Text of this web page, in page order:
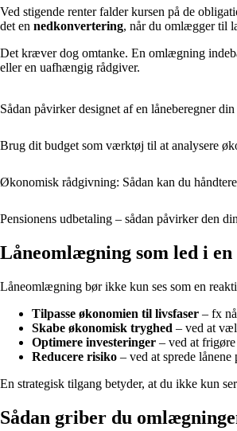
Ved stigende renter falder kursen på de
det en nedkonvertering, når du omlægger til
Det kræver dog omtanke. En omlægning
eller en uafhængig rådgiver.
Sådan påvirker designet af en låneberegner
Brug dit budget som værktøj til at analysere
Økonomisk rådgivning: Sådan kan du
Pensionens udbetaling – sådan påvirker den
Låneomlægning som led i
Låneomlægning bør ikke kun ses som en
Tilpasse økonomien til livsfaser – fx
Skabe økonomisk tryghed – ved at
Optimere investeringer – ved at
Reducere risiko – ved at sprede
En strategisk tilgang betyder, at du ikke kun
Sådan griber du